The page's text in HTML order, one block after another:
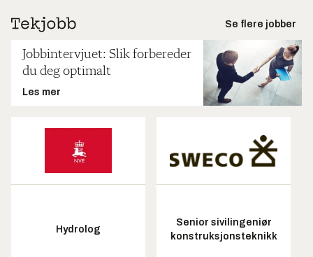
Se flere jobber
Jobbintervjuet: Slik forbereder
du deg optimalt
Les mer
Hydrolog
Senior sivilingeniør
konstruksjonsteknikk